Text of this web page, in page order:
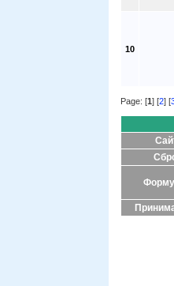
10
Page: [1] [2] [